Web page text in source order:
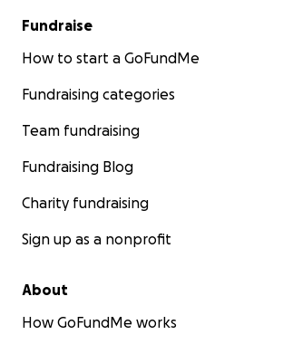
Fundraise
How to start a GoFundMe
Fundraising categories
Team fundraising
Fundraising Blog
Charity fundraising
Sign up as a nonprofit
About
How GoFundMe works